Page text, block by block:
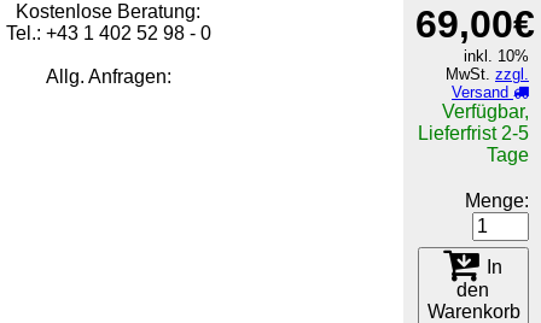
69,00€
inkl. 10%
MwSt. zzgl.
Versand
Verfügbar,
Lieferfrist 2-5
Tage
Menge:
In
den
Warenkorb
Kostenlose Beratung:
Tel.: +43 1 402 52 98 - 0
Allg. Anfragen: